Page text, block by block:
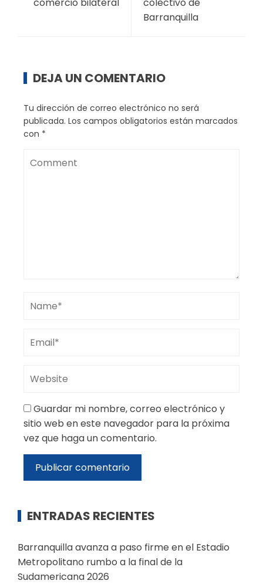
Barranquilla
DEJA UN COMENTARIO
Tu dirección de correo electrónico no será
publicada. Los campos obligatorios están marcados
con *
Guardar mi nombre, correo electrónico y
sitio web en este navegador para la próxima
vez que haga un comentario.
ENTRADAS RECIENTES
Barranquilla avanza a paso firme en el Estadio
Metropolitano rumbo a la final de la
Sudamericana 2026